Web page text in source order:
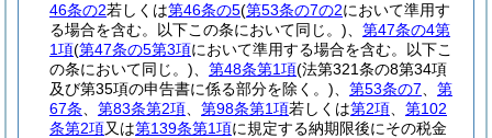
46条の2若しくは第46条の5(第53条の7の2において準用す
る場合を含む。以下この条において同じ。)
第47条の4第
1項(第47条の5第3項において準用する場合を含む。以下こ
の条において同じ。)
第48条第1項(法第321条の8第34項
及び第35項の申告書に係る部分を除く。)
第53条の7
第
67条
第83条第2項 第98条第1項若しくは第2項
第102
条第2項又は第139条第1項に規定する納期限後にその税金